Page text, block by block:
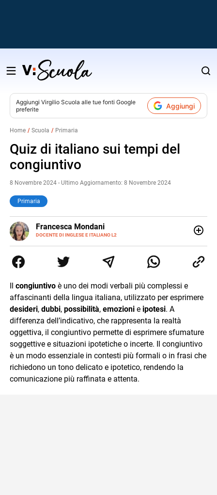
Salta
contenuto
Aggiungi Virgilio Scuola alle tue fonti Google
preferite
Aggiungi
Home Scuola Primaria
Quiz di italiano sui tempi del
congiuntivo
8 Novembre 2024 - Ultimo Aggiornamento: 8 Novembre 2024
Primaria
Francesca Mondani
DOCENTE DI INGLESE E ITALIANO L2
LINKEDIN
INSTAGRAM
secondaria di secondo grado. Mi occupo inoltre di
traduzioni, SEO Onsite e contenuti per il web. Amo i saggi
della sintesi.
Il congiuntivo è uno dei modi verbali più complessi e
affascinanti della lingua italiana, utilizzato per esprimere
desideri, dubbi, possibilità, emozioni e ipotesi. A
differenza dell’indicativo, che rappresenta la realtà
oggettiva, il congiuntivo permette di esprimere sfumature
soggettive e situazioni ipotetiche o incerte. Il congiuntivo
è un modo essenziale in contesti più formali o in frasi che
richiedono un tono delicato e ipotetico, rendendo la
comunicazione più raffinata e attenta.